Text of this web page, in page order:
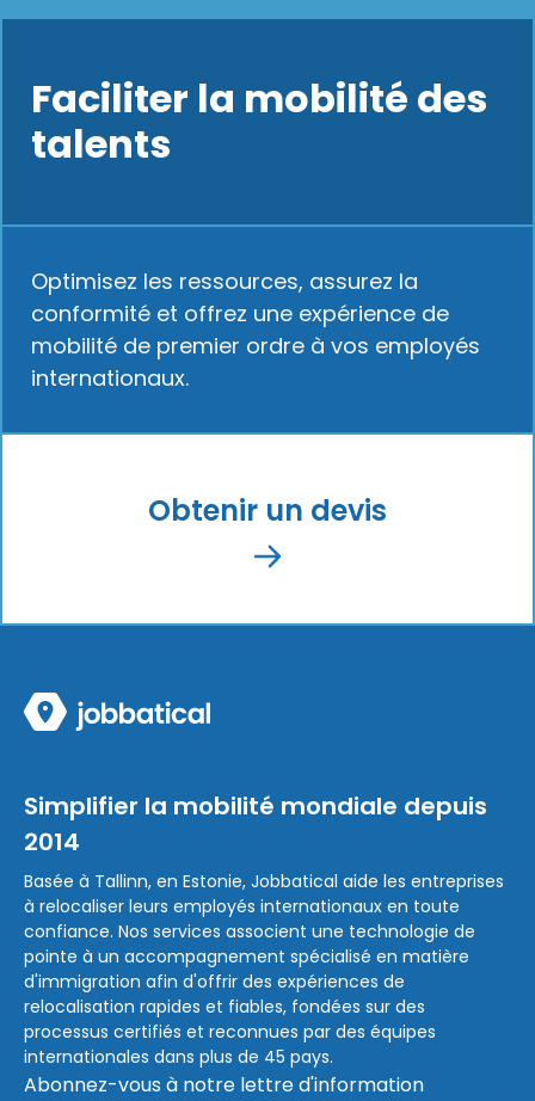
Faciliter la mobilité des
talents
Optimisez les ressources, assurez la
conformité et offrez une expérience de
mobilité de premier ordre à vos employés
internationaux.
Obtenir un devis
Simplifier la mobilité mondiale depuis
2014
Basée à Tallinn, en Estonie, Jobbatical aide les entreprises
à relocaliser leurs employés internationaux en toute
confiance. Nos services associent une technologie de
pointe à un accompagnement spécialisé en matière
d'immigration afin d'offrir des expériences de
relocalisation rapides et fiables, fondées sur des
processus certifiés et reconnues par des équipes
internationales dans plus de 45 pays.
Abonnez-vous à notre lettre d'information